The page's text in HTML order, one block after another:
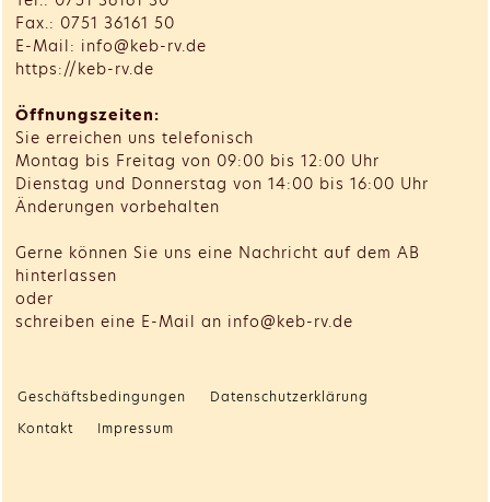
Fax.: 0751 36161 50
E-Mail: info@keb-rv.de
https://keb-rv.de
Öffnungszeiten:
Sie erreichen uns telefonisch
Montag bis Freitag von 09:00 bis 12:00 Uhr
Dienstag und Donnerstag von 14:00 bis 16:00 Uhr
Änderungen vorbehalten
Gerne können Sie uns eine Nachricht auf dem AB
hinterlassen
oder
schreiben eine E-Mail an info@keb-rv.de
Geschäftsbedingungen
Datenschutzerklärung
Kontakt
Impressum